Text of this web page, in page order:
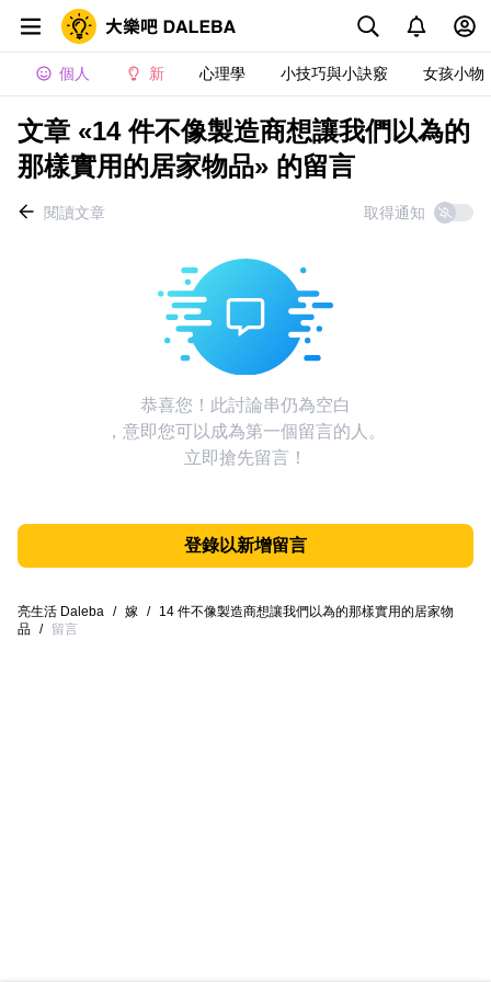
個人 新 心理學 小技巧與小訣竅 女孩小物
文章 «14 件不像製造商想讓我們以為的
那樣實用的居家物品» 的留言
閱讀文章 取得通知
恭喜您！此討論串仍為空白
，意即您可以成為第一個留言的人。
立即搶先留言！
登錄以新增留言
亮生活 Daleba / 嫁 /
14 件不像製造商想讓我們以為的那樣實用的居家物
品 / 留言